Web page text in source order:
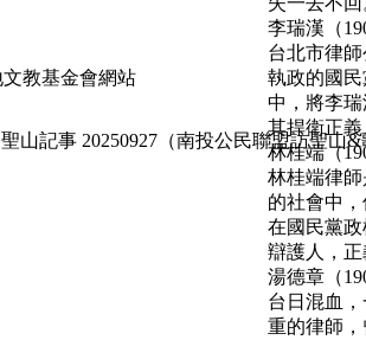
李瑞漢（
台北市律
執政的國
中，將李瑞
其捍衛正
林桂端（
林桂端律
的社會中，
在國民黨
辯護人，正
湯德章（
台日混血
重的律師，
聖山記事 20250927（南投公民聯盟訪聖山